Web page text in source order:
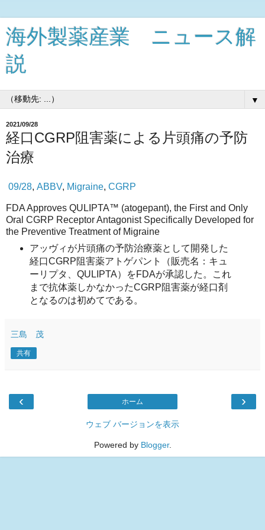
海外製薬産業 ニュース解
説
▼
2021/09/28
経口CGRP阻害薬による片頭痛の予防
治療
09/28, ABBV, Migraine, CGRP
FDA Approves QULIPTA™ (atogepant), the First and Only
Oral CGRP Receptor Antagonist Specifically Developed for
the Preventive Treatment of Migraine
アッヴィが片頭痛の予防治療薬として開発した
経口CGRP阻害薬アトゲパント（販売名：キュ
ーリプタ、QULIPTA）をFDAが承認した。これ
まで抗体薬しかなかったCGRP阻害薬が経口剤
となるのは初めてである。
三島 茂
共有
‹ ›
ホーム
ウェブ バージョンを表示
Powered by Blogger.